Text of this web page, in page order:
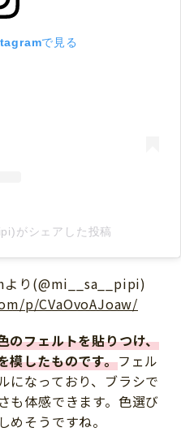
で見る
がシェアした投稿
より(@mi__sa__pipi)
p/CVaOvoAJoaw/
のフェルトを貼りつけ、
模したものです。フェル
になっており、ブラシで
も体感できます。色選び
そうですね。